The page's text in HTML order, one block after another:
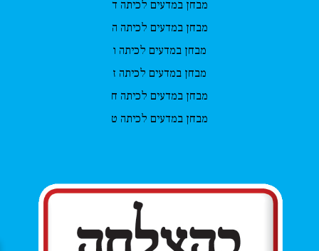
מבחן במדעים לכיתה ד
מבחן במדעים לכיתה ה
מבחן במדעים לכיתה ו
מבחן במדעים לכיתה ז
מבחן במדעים לכיתה ח
מבחן במדעים לכיתה ט